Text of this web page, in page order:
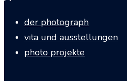
der photograph
vita und ausstellungen
photo projekte